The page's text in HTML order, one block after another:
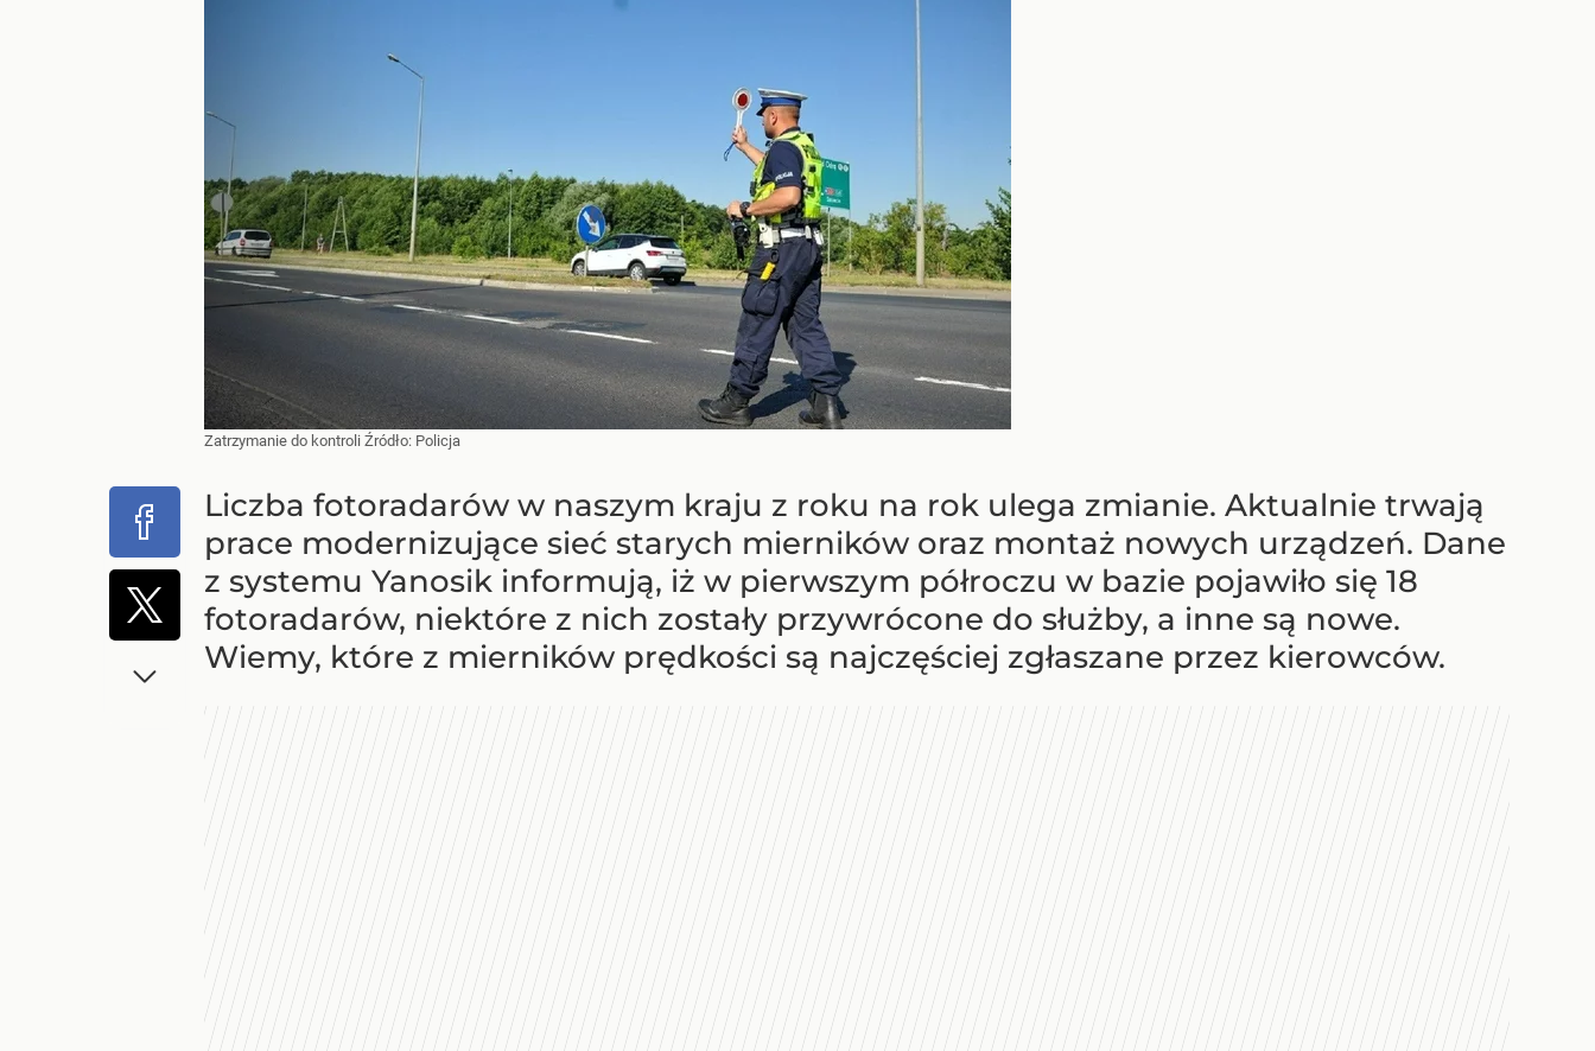
Zatrzymanie do kontroli Źródło: Policja
Liczba fotoradarów w naszym kraju z roku na rok ulega zmianie. Aktualnie trwają
prace modernizujące sieć starych mierników oraz montaż nowych urządzeń. Dane
z systemu Yanosik informują, iż w pierwszym półroczu w bazie pojawiło się 18
fotoradarów, niektóre z nich zostały przywrócone do służby, a inne są nowe.
Wiemy, które z mierników prędkości są najczęściej zgłaszane przez kierowców.